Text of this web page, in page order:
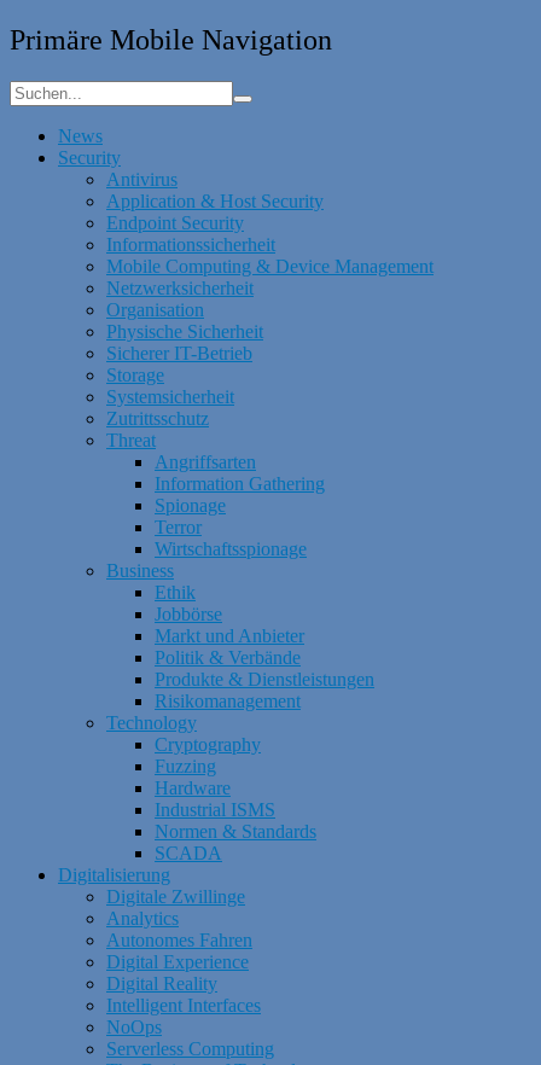
Primäre Mobile Navigation
News
Security
Antivirus
Application & Host Security
Endpoint Security
Informationssicherheit
Mobile Computing & Device Management
Netzwerksicherheit
Organisation
Physische Sicherheit
Sicherer IT-Betrieb
Storage
Systemsicherheit
Zutrittsschutz
Threat
Angriffsarten
Information Gathering
Spionage
Terror
Wirtschaftsspionage
Business
Ethik
Jobbörse
Markt und Anbieter
Politik & Verbände
Produkte & Dienstleistungen
Risikomanagement
Technology
Cryptography
Fuzzing
Hardware
Industrial ISMS
Normen & Standards
SCADA
Digitalisierung
Digitale Zwillinge
Analytics
Autonomes Fahren
Digital Experience
Digital Reality
Intelligent Interfaces
NoOps
Serverless Computing